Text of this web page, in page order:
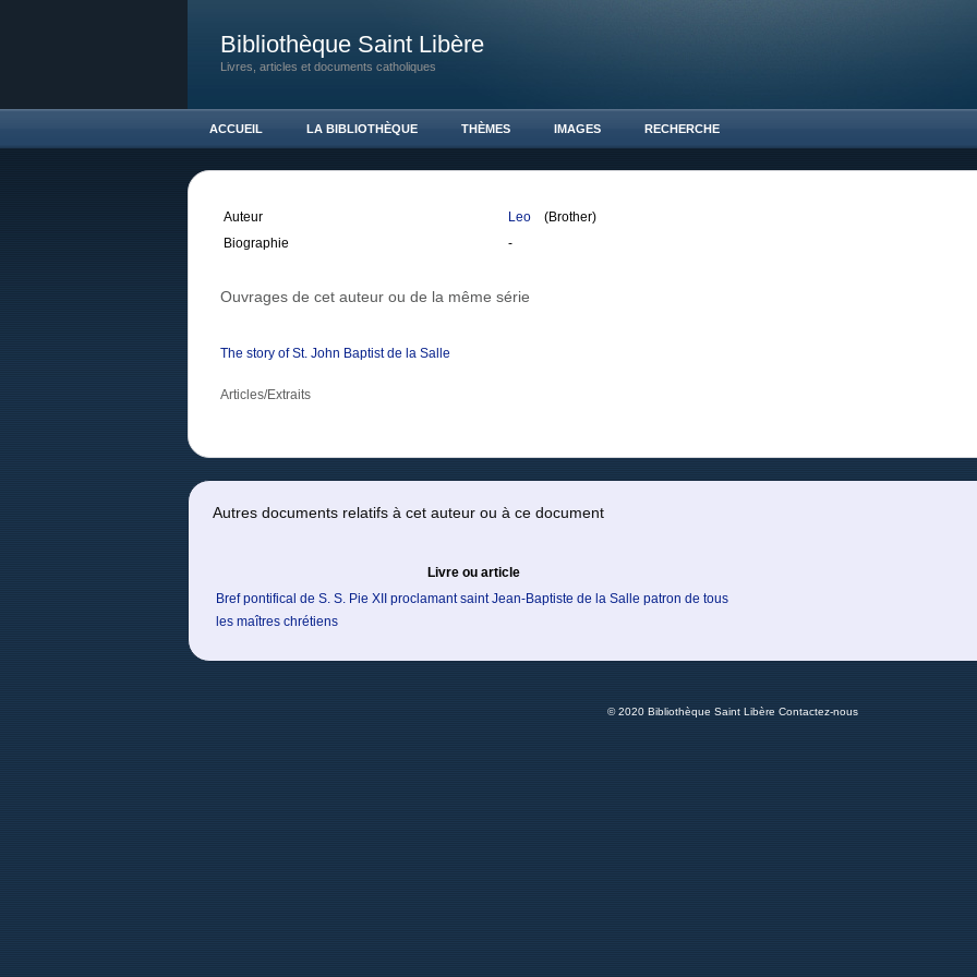
Bibliothèque Saint Libère
Livres, articles et documents catholiques
ACCUEIL LA BIBLIOTHÈQUE THÈMES IMAGES RECHERCHE
Auteur Leo
(Brother)
Biographie
-
Ouvrages de cet auteur ou de la même série
The story of St. John Baptist de la Salle
Articles/Extraits
Autres documents relatifs à cet auteur ou à ce document
Livre ou article
Bref pontifical de S. S. Pie XII proclamant saint Jean-Baptiste de la Salle patron de tous
les maîtres chrétiens
© 2020 Bibliothèque Saint Libère Contactez-nous